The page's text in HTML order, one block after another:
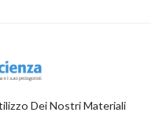
Dei Nostri Materiali